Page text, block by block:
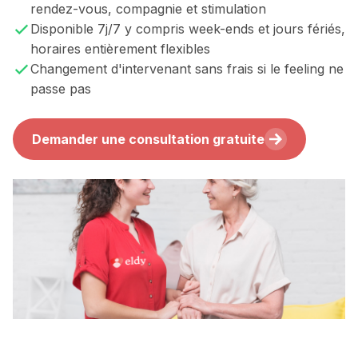
rendez-vous, compagnie et stimulation
Disponible 7j/7 y compris week-ends et jours fériés,
horaires entièrement flexibles
Changement d'intervenant sans frais si le feeling ne
passe pas
Demander une consultation gratuite